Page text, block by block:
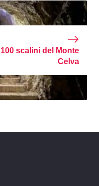
I 100 scalini del Monte
Celva